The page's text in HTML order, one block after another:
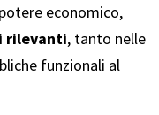
economico,
rilevanti, tanto nelle
funzionali al